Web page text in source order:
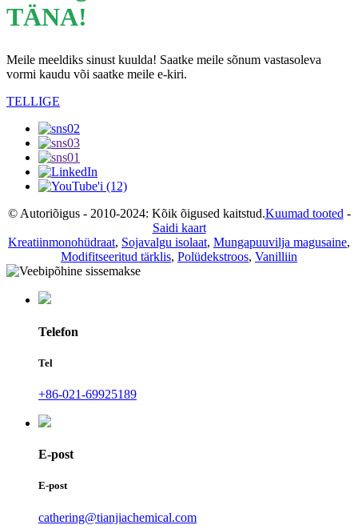
TÄNA!
Meile meeldiks sinust kuulda! Saatke meile sõnum vastasoleva
vormi kaudu või saatke meile e-kiri.
TELLIGE
© Autoriõigus - 2010-2024: Kõik õigused kaitstud.Kuumad tooted-
Saidi kaart
Kreatiinmonohüdraat, Sojavalgu isolaat, Mungapuuvilja magusaine,
Modifitseeritud tärklis, Polüdekstroos, Vanilliin
Telefon
Tel
+86-021-69925189
E-post
E-post
cathering@tianjiachemical.com